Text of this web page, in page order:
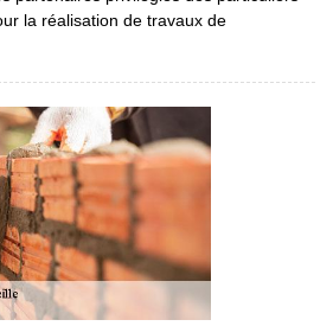
la réalisation de travaux de